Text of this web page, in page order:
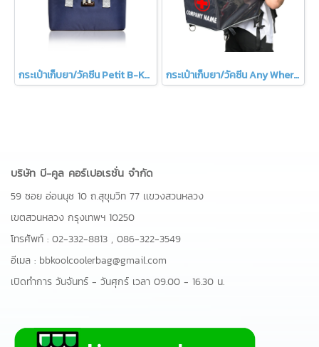
กระเป๋าเก็บยา/วัคซีน Petit B-KOOL กระเป๋าเก็บยา/วัคซีน Any Where B-KOOL
บริษัท บี-คูล คอร์เปอเรชั่น จำกัด
59 ซอย อ่อนนุช 10 ถ.สุขุมวิท 77 เเขวงสวนหลวง
เขตสวนหลวง กรุงเทพฯ 10250
โทรศัพท์ : 02-332-8813 , 086-322-3549
อีเมล : bbkoolcoolerbag@gmail.com
เปิดทำการ วันจันทร์ - วันศุกร์ เวลา 09.00 - 16.30 น.